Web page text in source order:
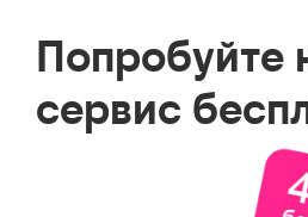
Попробуйте
сервис